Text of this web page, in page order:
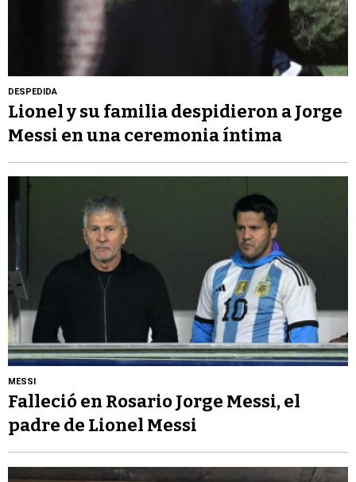
DESPEDIDA
Lionel y su familia despidieron a Jorge
Messi en una ceremonia íntima
MESSI
Falleció en Rosario Jorge Messi, el
padre de Lionel Messi